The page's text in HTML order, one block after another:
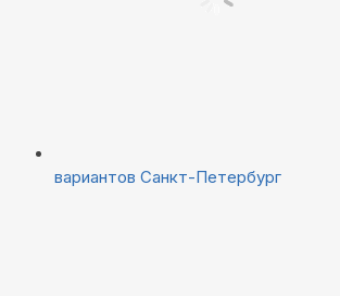
вариантов Санкт-Петербург